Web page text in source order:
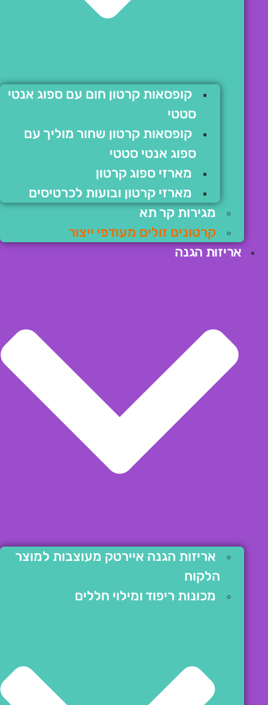
קופסאות קרטון חום עם ספוג אנטי
סטטי
קופסאות קרטון שחור מוליך עם
ספוג אנטי סטטי
מארזי ספוג קרטון
מארזי קרטון ובועות לכרטיסים
מגירות קר תא
קרטונים זולים מעודפי ייצור
אריזות הגנה
אריזות הגנה איירטק מעוצבות למוצר
הלקוח
מכונות ריפוד ומילוי חללים